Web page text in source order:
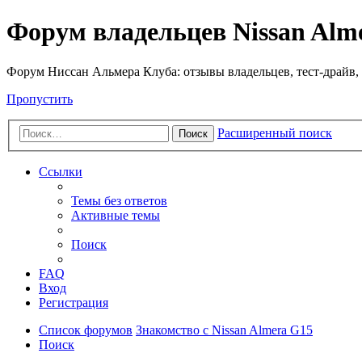
Форум владельцев Nissan
Форум Ниссан Альмера Клуба: отзывы владельцев, тест-
Пропустить
Поиск Расширенный поиск
Ссылки
Темы без ответов
Активные темы
Поиск
FAQ
Вход
Регистрация
Список форумов Знакомство с Nissan Almera G15
Поиск